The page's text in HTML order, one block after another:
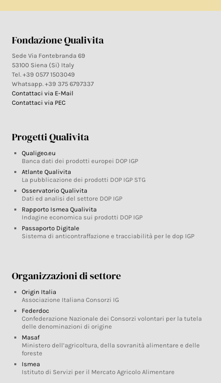
Fondazione Qualivita
Sede Via Fontebranda 69
53100 Siena (Si) Italy
Tel. +39 0577 1503049
Whatsapp. +39 375 6797337
Contattaci via E-Mail
Contattaci via PEC
Progetti Qualivita
Qualigeo.eu
Banca dati dei prodotti europei DOP IGP
Atlante Qualivita
La pubblicazione dei prodotti DOP IGP STG
Osservatorio Qualivita
Dati ed analisi del settore DOP IGP
Rapporto Ismea Qualivita
Indagine economica sui prodotti DOP IGP
Passaporto Digitale
Sistema di anticontraffazione e tracciabilità per le dop IGP
Organizzazioni di settore
Origin Italia
Associazione Italiana Consorzi IG
Federdoc
Confederazione Nazionale dei Consorzi volontari per la tutela
delle denominazioni di origine
Masaf
Ministero dell’agricoltura, della sovranità alimentare e delle
foreste
Ismea
Istituto di Servizi per il Mercato Agricolo Alimentare